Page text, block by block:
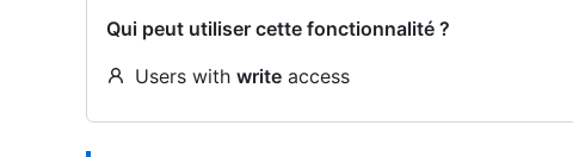
Qui peut utiliser cette fonctionnalité ?
Users with write access